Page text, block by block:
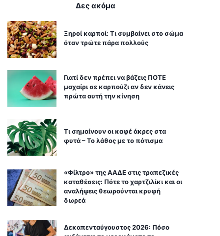
Δες ακόμα
Ξηροί καρποί: Τι συμβαίνει στο σώμα
όταν τρώτε πάρα πολλούς
Γιατί δεν πρέπει να βάζεις ΠΟΤΕ
μαχαίρι σε καρπούζι αν δεν κάνεις
πρώτα αυτή την κίνηση
Τι σημαίνουν οι καφέ άκρες στα
φυτά – Το λάθος με το πότισμα
«Φίλτρο» της ΑΑΔΕ στις τραπεζικές
καταθέσεις: Πότε το χαρτζιλίκι και οι
αναλήψεις θεωρούνται κρυφή
δωρεά
Δεκαπενταύγουστος 2026: Πόσο